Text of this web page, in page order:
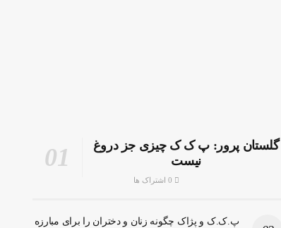
گلستان پرور: پ ک ک چیزی جز دروغ
نیست
پ.ک.ک و پژاک چگونه زنان و دختران را برای مبارزه